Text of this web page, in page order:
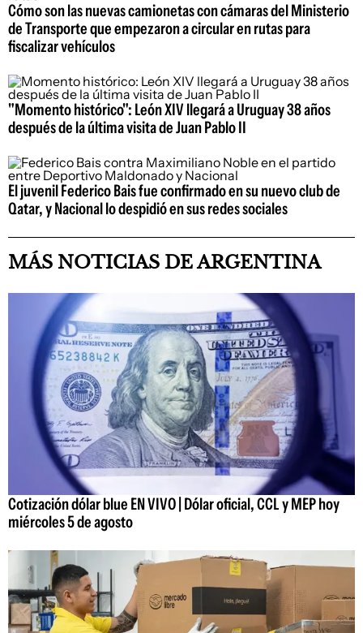
Cómo son las nuevas camionetas con cámaras del Ministerio
de Transporte que empezaron a circular en rutas para
fiscalizar vehículos
"Momento histórico": León XIV llegará a Uruguay 38 años
después de la última visita de Juan Pablo II
El juvenil Federico Bais fue confirmado en su nuevo club de
Qatar, y Nacional lo despidió en sus redes sociales
MÁS NOTICIAS DE ARGENTINA
Cotización dólar blue EN VIVO | Dólar oficial, CCL y MEP hoy
miércoles 5 de agosto